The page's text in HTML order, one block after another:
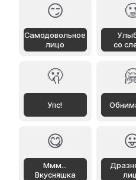
😏
Самодовольное
лицо
со
🫢
Упс!
😋
Ммм...
Вкусняшка